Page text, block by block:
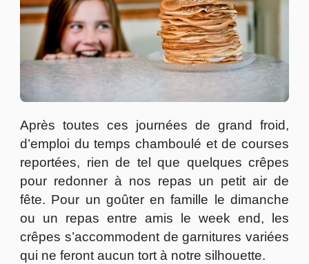
Après toutes ces journées de grand froid,
d’emploi du temps chamboulé et de courses
reportées, rien de tel que quelques crêpes
pour redonner à nos repas un petit air de
fête. Pour un goûteren famille le dimanche
ou un repas entre amis le week end, les
crêpes s’accommodentde garnitures variées
qui ne feront aucun tort à notre silhouette.